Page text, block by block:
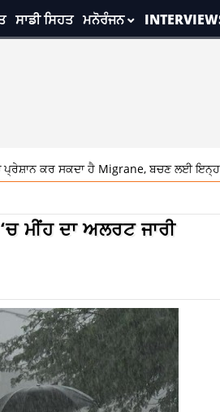
ਸਾਡੀ ਸਿਹਤ ਮਨੋਰੰਜਨ
ਹੈ Migrane, ਬਚਣ ਲਈ ਇਨ੍ਹਾਂ ਟਿਪਸ ਦੀ
ਮੀਂਹ ਦਾ ਅਲਰਟ ਜਾਰੀ